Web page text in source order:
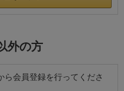
外の方
会員登録を行ってくださ